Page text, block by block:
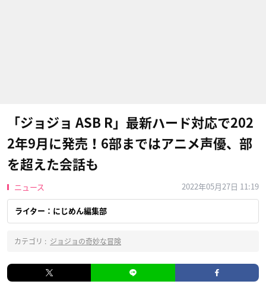
「ジョジョ ASB R」最新ハード対応で202
2年9月に発売！6部まではアニメ声優、部
を超えた会話も
ニュース 2022年05月27日 11:19
ライター：にじめん編集部
カテゴリ : ジョジョの奇妙な冒険